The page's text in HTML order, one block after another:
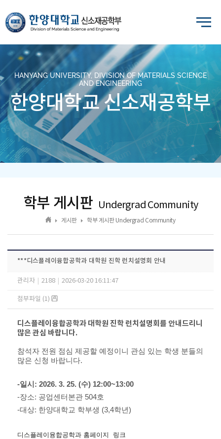
HANYANG UNIVERSITY, DIVISION OF MATERIALS SCIENCE
AND ENGINEERING
한양대학교 신소재공학부
학부 게시판 Undergrad Community
게시판 학부 게시판 Undergrad Community
***디스플레이융합공학과 대학원 진학 런치설명회 안내
관리자 2188 2026-03-20 16:11:47
첨부파일 (1)
디스플레이융합공학과 대학원 진학 런치설명회를 안내드리니
많은 관심 바랍니다. ​
참석자 전원 점심 제공할 예정이니 관심 있는 학생 분들의
많은 신청 바랍니다.
-일시: 2026. 3. 25. (수) 12:00~13:00
-장소: 공업센터본관 504호
-대상: 한양대학교 학부생 (3,4학년)
디스플레이융합공학과 홈페이지 링크